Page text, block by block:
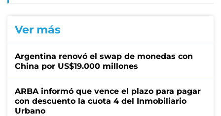
Ver más
Argentina renovó el swap de monedas con
China por US$19.000 millones
ARBA informó que vence el plazo para pagar
con descuento la cuota 4 del Inmobiliario
Urbano